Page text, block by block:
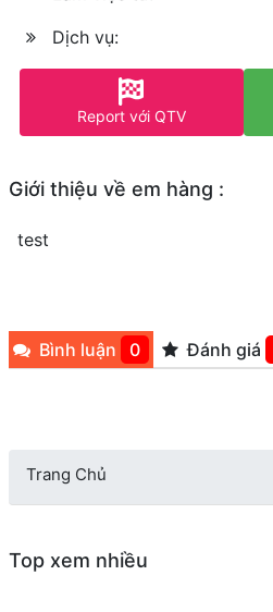
Dịch vụ:
Report với QTV
Giới thiệu về em hàng :
test
Bình luận 0 Đánh giá
Trang Chủ
Top xem nhiều